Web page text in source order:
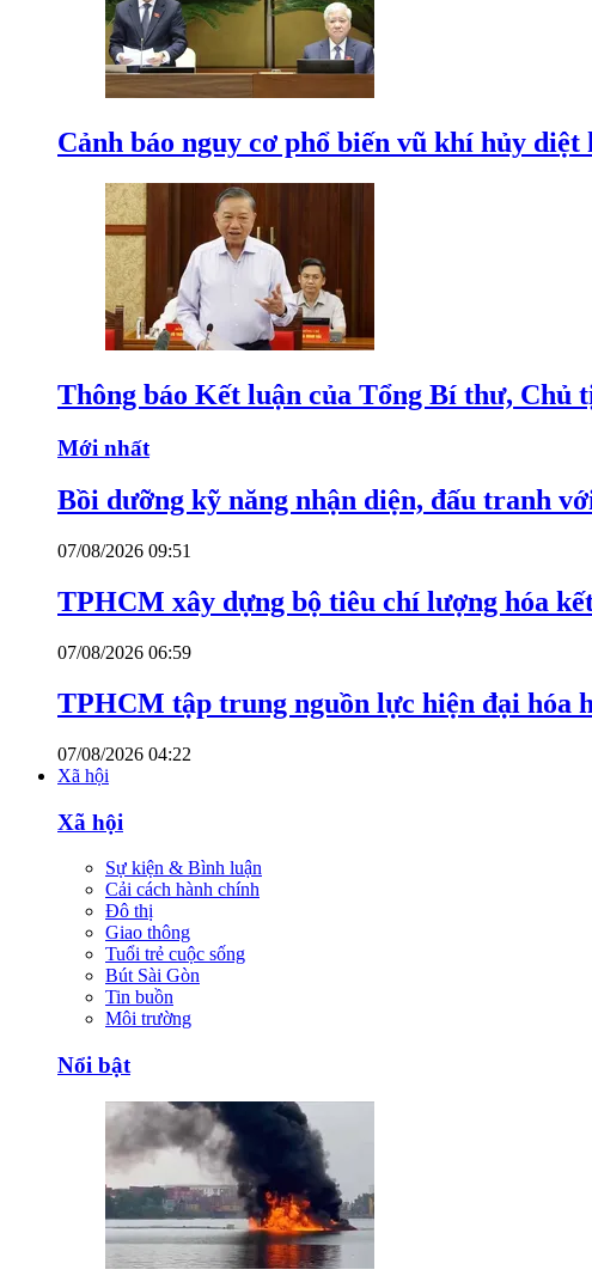
Cảnh báo nguy cơ phổ biến vũ khí hủy
Thông báo Kết luận của Tổng Bí thư, Chủ
Mới nhất
Bồi dưỡng kỹ năng nhận diện, đấu tranh
07/08/2026 09:51
TPHCM xây dựng bộ tiêu chí lượng hóa
07/08/2026 06:59
TPHCM tập trung nguồn lực hiện đại hóa
07/08/2026 04:22
Xã hội
Xã hội
Sự kiện & Bình luận
Cải cách hành chính
Đô thị
Giao thông
Tuổi trẻ cuộc sống
Bút Sài Gòn
Tin buồn
Môi trường
Nổi bật